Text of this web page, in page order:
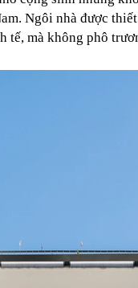
Ngôi nhà được
tế, mà không phô